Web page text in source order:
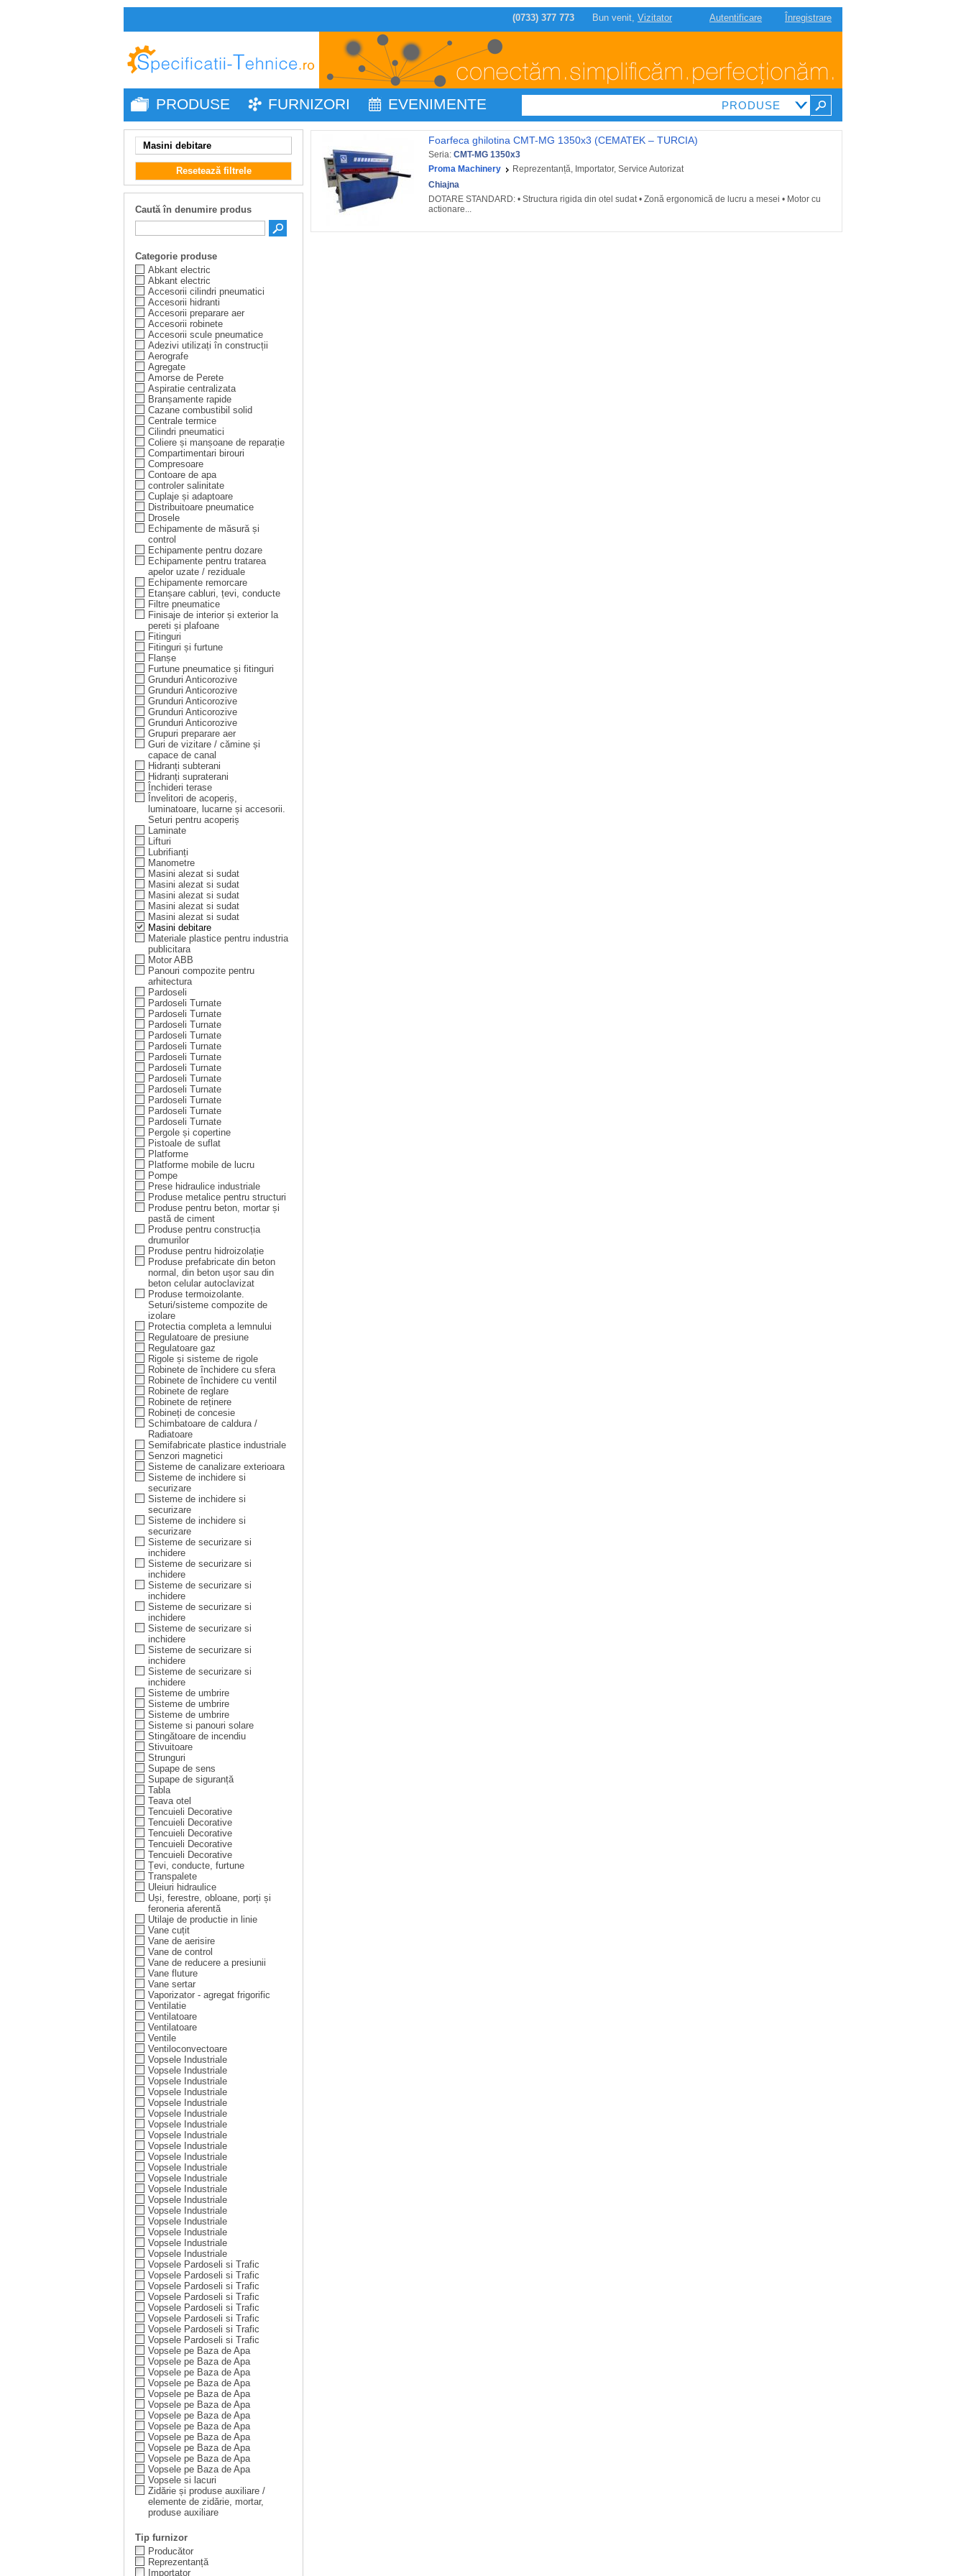
Înregistrare
Autentificare
Bun venit, Vizitator
(0733) 377 773
PRODUSE FURNIZORI EVENIMENTE
Masini debitare
Resetează filtrele
Caută în denumire produs
Categorie produse
Abkant electric
Abkant electric
Accesorii cilindri pneumatici
Accesorii hidranti
Accesorii preparare aer
Accesorii robinete
Accesorii scule pneumatice
Adezivi utilizați în construcții
Aerografe
Agregate
Amorse de Perete
Aspiratie centralizata
Branșamente rapide
Cazane combustibil solid
Centrale termice
Cilindri pneumatici
Coliere și manșoane de reparație
Compartimentari birouri
Compresoare
Contoare de apa
controler salinitate
Cuplaje și adaptoare
Distribuitoare pneumatice
Drosele
Echipamente de măsură și
control
Echipamente pentru dozare
Echipamente pentru tratarea
apelor uzate / reziduale
Echipamente remorcare
Etanșare cabluri, țevi, conducte
Filtre pneumatice
Finisaje de interior și exterior la
pereti și plafoane
Fitinguri
Fitinguri și furtune
Flanșe
Furtune pneumatice și fitinguri
Grunduri Anticorozive
Grunduri Anticorozive
Grunduri Anticorozive
Grunduri Anticorozive
Grunduri Anticorozive
Grupuri preparare aer
Guri de vizitare / cămine și
capace de canal
Hidranți subterani
Hidranți supraterani
Închideri terase
Învelitori de acoperiș,
luminatoare, lucarne și accesorii.
Seturi pentru acoperiș
Laminate
Lifturi
Lubrifianți
Manometre
Masini alezat si sudat
Masini alezat si sudat
Masini alezat si sudat
Masini alezat si sudat
Masini alezat si sudat
Masini debitare
Materiale plastice pentru industria
publicitara
Motor ABB
Panouri compozite pentru
arhitectura
Pardoseli
Pardoseli Turnate
Pardoseli Turnate
Pardoseli Turnate
Pardoseli Turnate
Pardoseli Turnate
Pardoseli Turnate
Pardoseli Turnate
Pardoseli Turnate
Pardoseli Turnate
Pardoseli Turnate
Pardoseli Turnate
Pardoseli Turnate
Pergole și copertine
Pistoale de suflat
Platforme
Platforme mobile de lucru
Pompe
Prese hidraulice industriale
Produse metalice pentru structuri
Produse pentru beton, mortar și
pastă de ciment
Produse pentru construcția
drumurilor
Produse pentru hidroizolație
Produse prefabricate din beton
normal, din beton ușor sau din
beton celular autoclavizat
Produse termoizolante.
Seturi/sisteme compozite de
izolare
Protectia completa a lemnului
Regulatoare de presiune
Regulatoare gaz
Rigole și sisteme de rigole
Robinete de închidere cu sfera
Robinete de închidere cu ventil
Robinete de reglare
Robinete de reținere
Robineți de concesie
Schimbatoare de caldura /
Radiatoare
Semifabricate plastice industriale
Senzori magnetici
Sisteme de canalizare exterioara
Sisteme de inchidere si
securizare
Sisteme de inchidere si
securizare
Sisteme de inchidere si
securizare
Sisteme de securizare si
inchidere
Sisteme de securizare si
inchidere
Sisteme de securizare si
inchidere
Sisteme de securizare si
inchidere
Sisteme de securizare si
inchidere
Sisteme de securizare si
inchidere
Sisteme de securizare si
inchidere
Sisteme de umbrire
Sisteme de umbrire
Sisteme de umbrire
Sisteme si panouri solare
Stingătoare de incendiu
Stivuitoare
Strunguri
Supape de sens
Supape de siguranță
Tabla
Teava otel
Tencuieli Decorative
Tencuieli Decorative
Tencuieli Decorative
Tencuieli Decorative
Tencuieli Decorative
Țevi, conducte, furtune
Transpalete
Uleiuri hidraulice
Uși, ferestre, obloane, porți și
feroneria aferentă
Utilaje de productie in linie
Vane cuțit
Vane de aerisire
Vane de control
Vane de reducere a presiunii
Vane fluture
Vane sertar
Vaporizator - agregat frigorific
Ventilatie
Ventilatoare
Ventilatoare
Ventile
Ventiloconvectoare
Vopsele Industriale
Vopsele Industriale
Vopsele Industriale
Vopsele Industriale
Vopsele Industriale
Vopsele Industriale
Vopsele Industriale
Vopsele Industriale
Vopsele Industriale
Vopsele Industriale
Vopsele Industriale
Vopsele Industriale
Vopsele Industriale
Vopsele Industriale
Vopsele Industriale
Vopsele Industriale
Vopsele Industriale
Vopsele Industriale
Vopsele Industriale
Vopsele Pardoseli si Trafic
Vopsele Pardoseli si Trafic
Vopsele Pardoseli si Trafic
Vopsele Pardoseli si Trafic
Vopsele Pardoseli si Trafic
Vopsele Pardoseli si Trafic
Vopsele Pardoseli si Trafic
Vopsele Pardoseli si Trafic
Vopsele pe Baza de Apa
Vopsele pe Baza de Apa
Vopsele pe Baza de Apa
Vopsele pe Baza de Apa
Vopsele pe Baza de Apa
Vopsele pe Baza de Apa
Vopsele pe Baza de Apa
Vopsele pe Baza de Apa
Vopsele pe Baza de Apa
Vopsele pe Baza de Apa
Vopsele pe Baza de Apa
Vopsele pe Baza de Apa
Vopsele si lacuri
Zidărie și produse auxiliare /
elemente de zidărie, mortar,
produse auxiliare
Tip furnizor
Producător
Reprezentanță
Importator
Foarfeca ghilotina CMT-MG 1350x3 (CEMATEK – TURCIA)
Seria: CMT-MG 1350x3
Proma Machinery
Reprezentanță, Importator, Service Autorizat
Chiajna
DOTARE STANDARD: • Structura rigida din otel sudat • Zonă ergonomică de lucru a mesei • Motor cu
actionare...